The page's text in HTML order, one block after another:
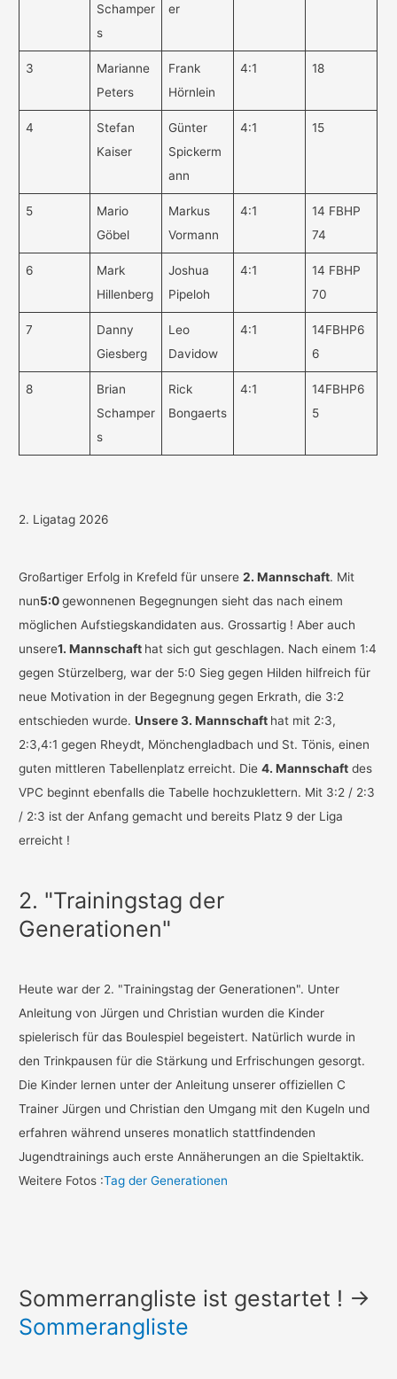
Schamper
s
er
3
Marianne
Peters
Frank
Hörnlein
4:1 18
4
Stefan
Kaiser
Günter
Spickerm
ann
4:1 15
5
Mario
Göbel
Markus
Vormann
4:1
14 FBHP
74
6
Mark
Hillenberg
Joshua
Pipeloh
4:1
14 FBHP
70
7
Danny
Giesberg
Leo
Davidow
4:1
14FBHP6
6
8
Brian
Schamper
s
Rick
Bongaerts
4:1
14FBHP6
5
2. Ligatag 2026
Großartiger Erfolg in Krefeld für unsere2. Mannschaft. Mit
nun5:0gewonnenen Begegnungen sieht das nach einem
möglichen Aufstiegskandidaten aus. Grossartig ! Aber auch
unsere1. Mannschaft hat sich gut geschlagen. Nach einem 1:4
gegen Stürzelberg, war der 5:0 Sieg gegen Hilden hilfreich für
neue Motivation in der Begegnung gegen Erkrath, die 3:2
entschieden wurde.Unsere 3. Mannschaft hat mit 2:3,
2:3,4:1 gegen Rheydt, Mönchengladbach und St. Tönis, einen
guten mittleren Tabellenplatz erreicht. Die4. Mannschaft des
VPC beginnt ebenfalls die Tabelle hochzuklettern. Mit 3:2 / 2:3
/ 2:3 ist der Anfang gemacht und bereits Platz 9 der Liga
erreicht !
2. "Trainingstag der
Generationen"
Heute war der 2. "Trainingstag der Generationen". Unter
Anleitung von Jürgen und Christian wurden die Kinder
spielerisch für das Boulespiel begeistert. Natürlich wurde in
den Trinkpausen für die Stärkung und Erfrischungen gesorgt.
Die Kinder lernen unter der Anleitung unserer offiziellen C
Trainer Jürgen und Christian den Umgang mit den Kugeln und
erfahren während unseres monatlich stattfindenden
Jugendtrainings auch erste Annäherungen an die Spieltaktik.
Weitere Fotos :Tag der Generationen
Sommerrangliste ist gestartet ! ->
Sommerangliste